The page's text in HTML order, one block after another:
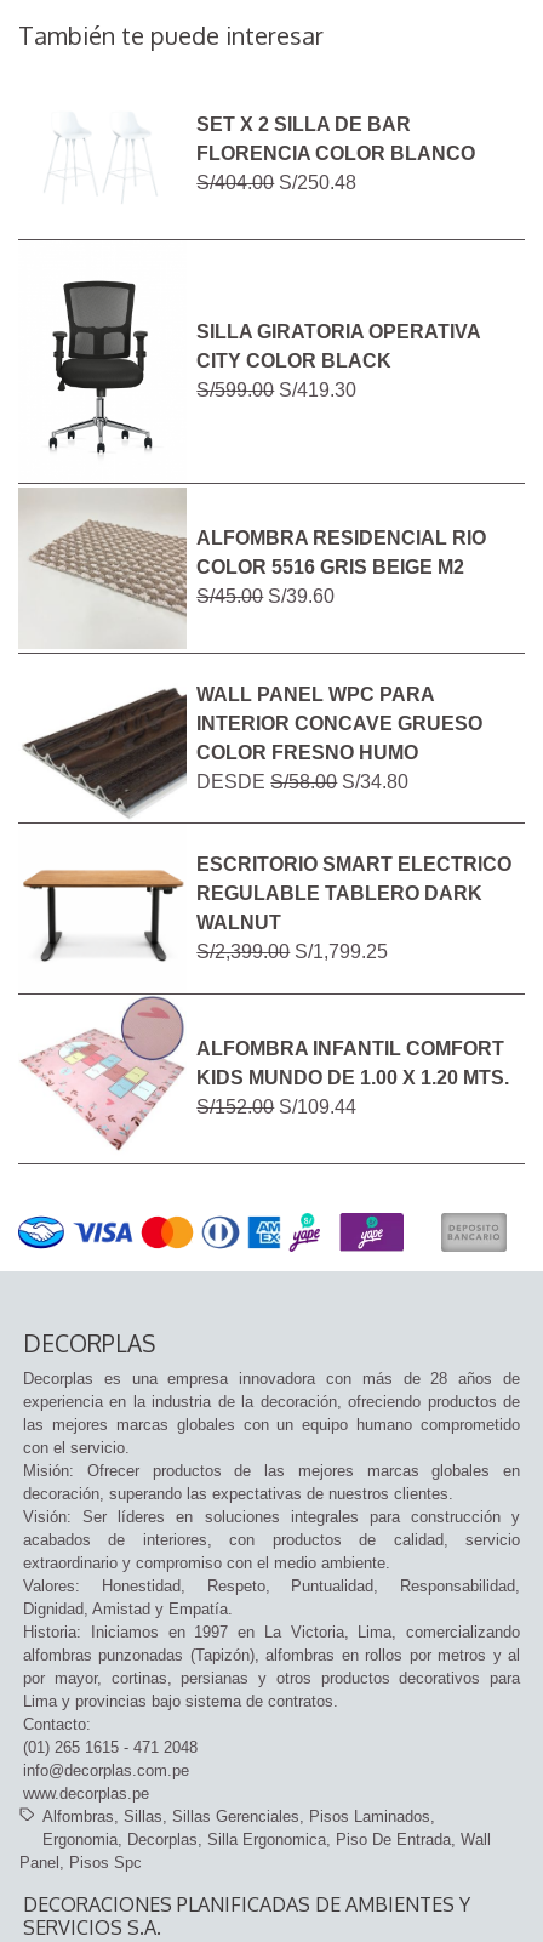
También te puede interesar
SET X 2 SILLA DE BAR
FLORENCIA COLOR BLANCO
S/404.00S/250.48
SILLA GIRATORIA OPERATIVA
CITY COLOR BLACK
S/599.00S/419.30
ALFOMBRA RESIDENCIAL RIO
COLOR 5516 GRIS BEIGE M2
S/45.00S/39.60
WALL PANEL WPC PARA
INTERIOR CONCAVE GRUESO
COLOR FRESNO HUMO
DESDES/58.00S/34.80
ESCRITORIO SMART ELECTRICO
REGULABLE TABLERO DARK
WALNUT
S/2,399.00S/1,799.25
ALFOMBRA INFANTIL COMFORT
KIDS MUNDO DE 1.00 X 1.20 MTS.
S/152.00S/109.44
DECORPLAS
Decorplas es una empresa innovadora con más de 28 años de
experiencia en la industria de la decoración, ofreciendo productos de
las mejores marcas globales con un equipo humano comprometido
con el servicio.
Misión: Ofrecer productos de las mejores marcas globales en
decoración, superando las expectativas de nuestros clientes.
Visión: Ser líderes en soluciones integrales para construcción y
acabados de interiores, con productos de calidad, servicio
extraordinario y compromiso con el medio ambiente.
Valores: Honestidad, Respeto, Puntualidad, Responsabilidad,
Dignidad, Amistad y Empatía.
Historia: Iniciamos en 1997 en La Victoria, Lima, comercializando
alfombras punzonadas (Tapizón), alfombras en rollos por metros y al
por mayor, cortinas, persianas y otros productos decorativos para
Lima y provincias bajo sistema de contratos.
Contacto:
(01) 265 1615 - 471 2048
info@decorplas.com.pe
www.decorplas.pe
Alfombras
Sillas Sillas Gerenciales
Pisos Laminados
Ergonomia
Decorplas Silla Ergonomica Piso De Entrada Wall
Panel
Pisos Spc
DECORACIONES PLANIFICADAS DE AMBIENTES Y
SERVICIOS S.A.